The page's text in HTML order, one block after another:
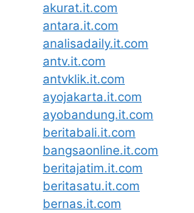
akurat.it.com
antara.it.com
analisadaily.it.com
antv.it.com
antvklik.it.com
ayojakarta.it.com
ayobandung.it.com
beritabali.it.com
bangsaonline.it.com
beritajatim.it.com
beritasatu.it.com
bernas.it.com